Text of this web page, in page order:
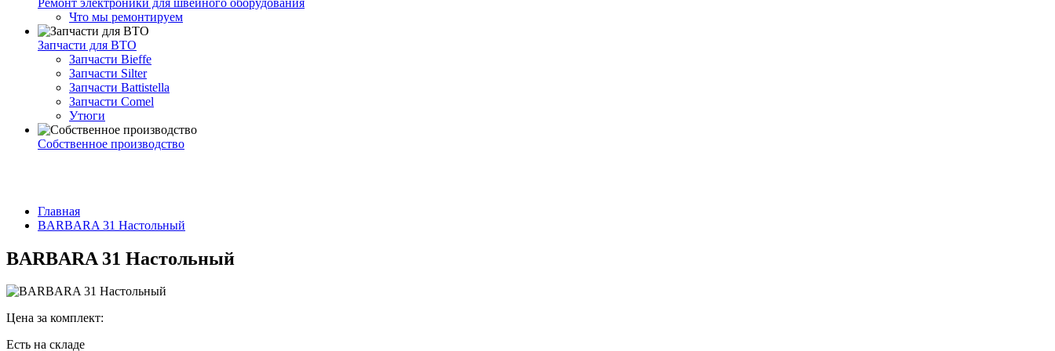
Что мы ремонтируем
Запчасти для ВТО
Запчасти Bieffe
Запчасти Silter
Запчасти Battistella
Запчасти Comel
Утюги
Собственное производство
Главная
BARBARA 31 Настольный
BARBARA 31 Настольный
Цена за комплект:
Есть на складе